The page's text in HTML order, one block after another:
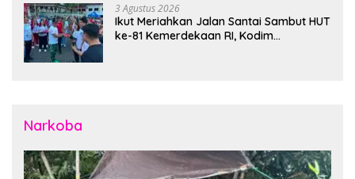
3 Agustus 2026
Ikut Meriahkan Jalan Santai Sambut HUT
ke-81 Kemerdekaan RI, Kodim
Narkoba